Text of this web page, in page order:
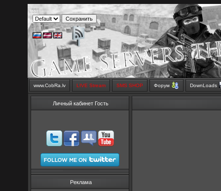
www.CobRa.lv LIVE Stream SMS SHOP Форум DownLoads
Личный кабинет Гость
Реклама